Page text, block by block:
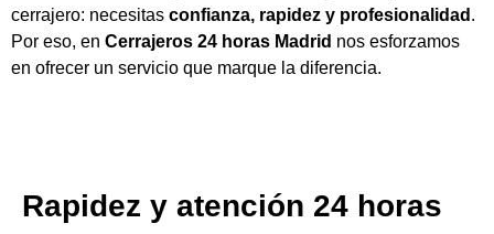
cerrajero: necesitas confianza, rapidez y profesionalidad .
Por eso, en Cerrajeros 24 horas Madrid nos esforzamos
en ofrecer un servicio que marque la diferencia.
Rapidez y atención 24 horas